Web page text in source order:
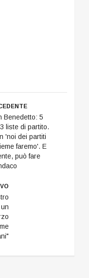
Benedetto: 5
liste di partito.
'noi dei partiti
faremo'. E
può fare